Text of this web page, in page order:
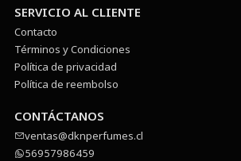
SERVICIO AL CLIENTE
Contacto
Términos y Condiciones
Política de privacidad
Política de reembolso
CONTÁCTANOS
ventas@dknperfumes.cl
56957986459